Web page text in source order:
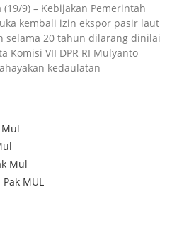
(19/9) – Kebijakan Pemerintah
kembali izin ekspor pasir laut
selama 20 tahun dilarang dinilai
Komisi VII DPR RI Mulyanto
kedaulatan
Mul
Mul
MUL